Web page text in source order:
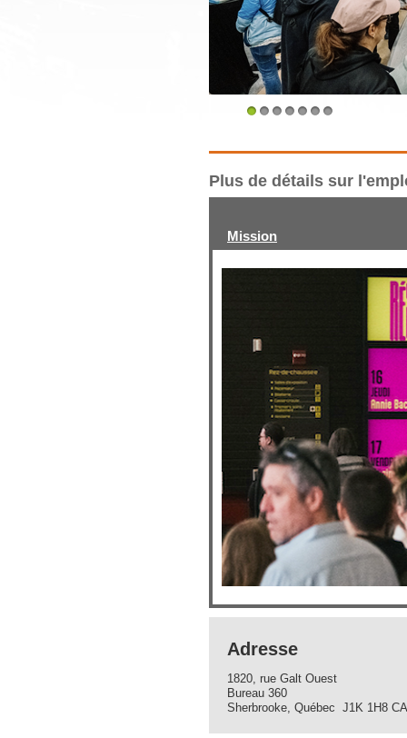
Plus de détails sur
Mission
Adresse
1820, rue Galt Ouest
Bureau 360
Sherbrooke, Québec J1K 1H8 CA